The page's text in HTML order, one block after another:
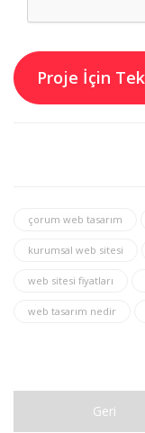
çorum web tasarım
kurumsal web sitesi
web sitesi fiyatları
web tasarım nedir
Geri